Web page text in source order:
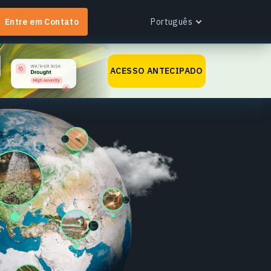
RayVision
relatórios analíticos personalizados com
avançada para qualquer setor.
mais
Entre em Contato Português
Português
ACESSO ANTECIPADO